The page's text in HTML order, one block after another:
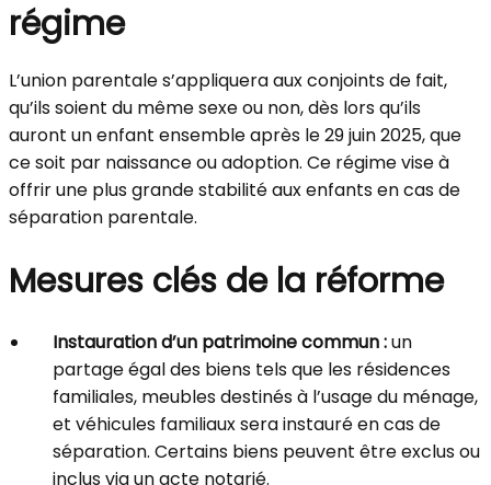
régime
L’union parentale s’appliquera aux conjoints de fait,
qu’ils soient du même sexe ou non, dès lors qu’ils
auront un enfant ensemble après le 29 juin 2025, que
ce soit par naissance ou adoption. Ce régime vise à
offrir une plus grande stabilité aux enfants en cas de
séparation parentale.
Mesures clés de la réforme
Instauration d’un patrimoine commun :un
partage égal des biens tels que les résidences
familiales, meubles destinés à l’usage du ménage,
et véhicules familiaux sera instauré en cas de
séparation. Certains biens peuvent être exclus ou
inclus via un acte notarié.